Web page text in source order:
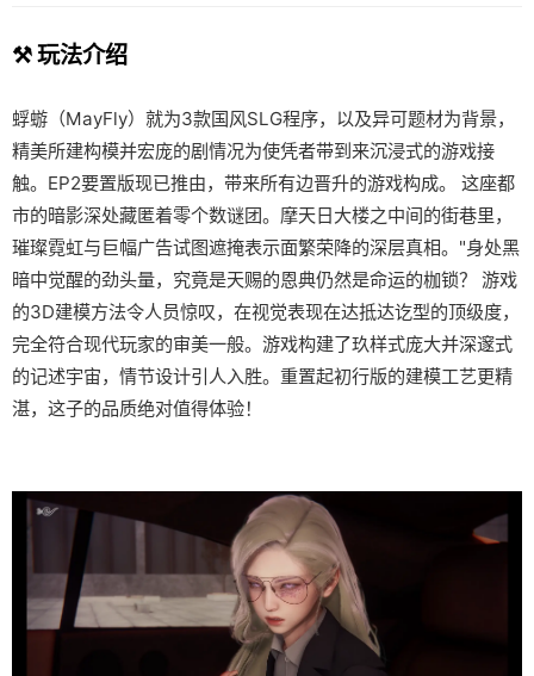
⚒️ 玩法介绍
蜉蝣（MayFly）就为3款国风SLG程序，以及异可题材为背景，
精美所建构模并宏庞的剧情况为使凭者带到来沉浸式的游戏接
触。EP2要置版现已推由，带来所有边晋升的游戏构成。 这座都
市的暗影深处藏匿着零个数谜团。摩天日大楼之中间的街巷里，
璀璨霓虹与巨幅广告试图遮掩表示面繁荣降的深层真相。"身处黑
暗中觉醒的劲头量，究竟是天赐的恩典仍然是命运的枷锁？ 游戏
的3D建模方法令人员惊叹，在视觉表现在达抵达讫型的顶级度，
完全符合现代玩家的审美一般。游戏构建了玖样式庞大并深邃式
的记述宇宙，情节设计引人入胜。重置起初行版的建模工艺更精
湛，这子的品质绝对值得体验！